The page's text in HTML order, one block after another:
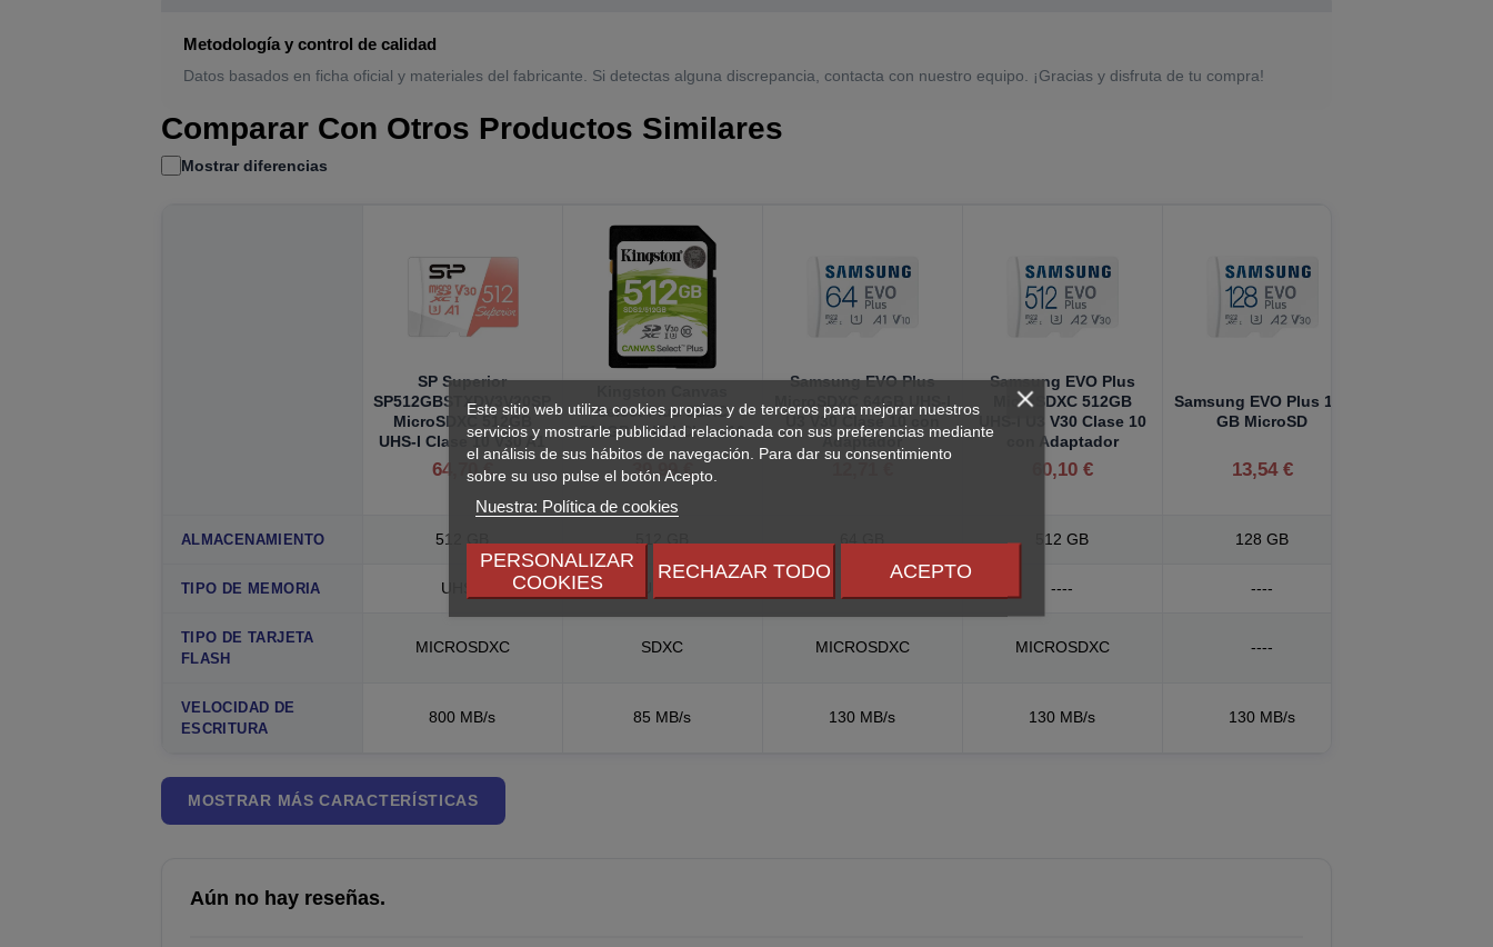
Este sitio web utiliza cookies propias y de terceros para mejorar nuestros
servicios y mostrarle publicidad relacionada con sus preferencias mediante
el análisis de sus hábitos de navegación. Para dar su consentimiento
sobre su uso pulse el botón Acepto.
Nuestra: Política de cookies
PERSONALIZAR
COOKIES
RECHAZAR TODO ACEPTO
Metodología y control de calidad
Datos basados en ficha oficial y materiales del fabricante. Si detectas alguna discrepancia, contacta con nuestro equipo. ¡Gracias y disfruta de tu compra!
Comparar Con Otros Productos Similares
Mostrar diferencias
SP Superior
SP512GBSTXDV3V20SP
MicroSDXC 512GB
UHS-I Clase 10 V30 A1
64,70 €
Select Plus SDXC
512GB UHS-I Clase 10
39,99 €
Samsung EVO Plus
MicroSDXC 64GB UHS-I
U3 V30 Clase 10 con
Adaptador
Samsung EVO Plus
MicroSDXC 512GB
UHS-I U3 V30 Clase 10
con Adaptador
60,10 €
Samsung EVO Plus 128
GB MicroSD
13,54 €
ALMACENAMIENTO 512 GB 512 GB 64 GB 512 GB 128 GB
TIPO DE MEMORIA UHS-I ---- ----
TIPO DE TARJETA
FLASH
MICROSDXC SDXC MICROSDXC MICROSDXC ----
VELOCIDAD DE
ESCRITURA
800 MB/s 85 MB/s 130 MB/s 130 MB/s 130 MB/s
MOSTRAR MÁS CARACTERÍSTICAS
Aún no hay reseñas.